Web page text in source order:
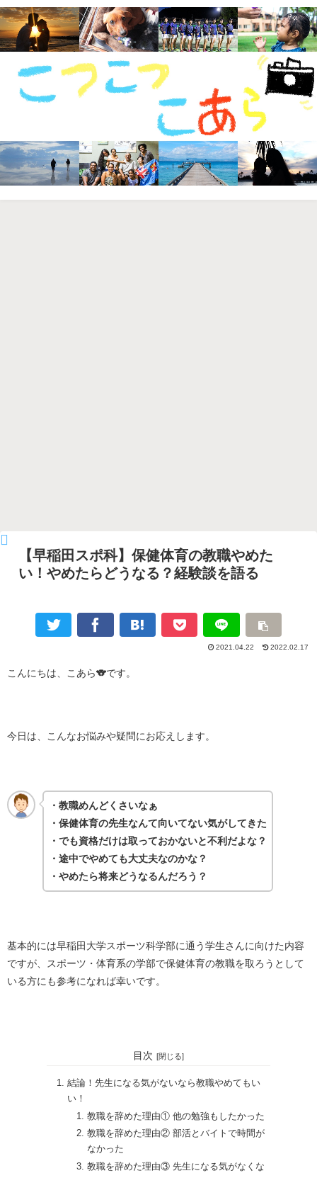
【早稲田スポ科】保健体育の教職やめた
い！やめたらどうなる？経験談を語る
2021.04.22 2022.02.17
こんにちは、こあら🐨です。
今日は、こんなお悩みや疑問にお応えします。
・教職めんどくさいなぁ
・保健体育の先生なんて向いてない気がしてきた
・でも資格だけは取っておかないと不利だよな？
・途中でやめても大丈夫なのかな？
・やめたら将来どうなるんだろう？
基本的には早稲田大学スポーツ科学部に通う学生さんに向けた内容
ですが、スポーツ・体育系の学部で保健体育の教職を取ろうとして
いる方にも参考になれば幸いです。
目次
結論！先生になる気がないなら教職やめてもい
い！
教職を辞めた理由① 他の勉強もしたかった
教職を辞めた理由② 部活とバイトで時間が
なかった
教職を辞めた理由③ 先生になる気がなくな